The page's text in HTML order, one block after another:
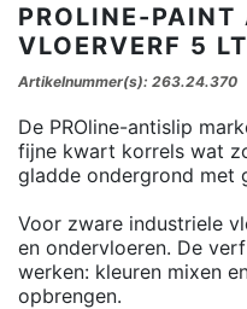
PROLINE-
VLOERVERF 5
Artikelnummer(s): 263.24.370
De PROline-antislip
fijne kwart korrels wat
gladde ondergrond met
Voor zware industriele
en ondervloeren. De
werken: kleuren mixen
opbrengen.